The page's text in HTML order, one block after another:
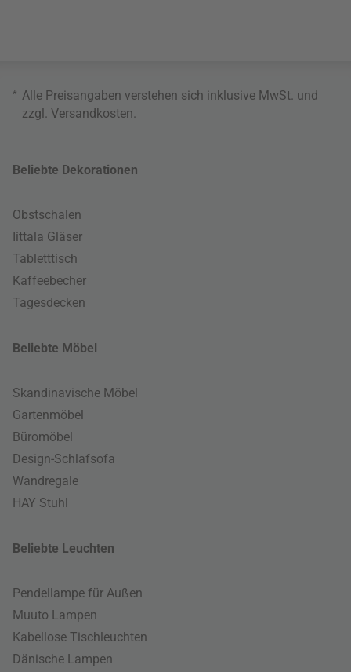
* Alle Preisangaben verstehen sich inklusive MwSt. und
zzgl. Versandkosten
Beliebte Dekorationen
Obstschalen
Iittala Gläser
Tabletttisch
Kaffeebecher
Tagesdecken
Beliebte Möbel
Skandinavische Möbel
Gartenmöbel
Büromöbel
Design-Schlafsofa
Wandregale
HAY Stuhl
Beliebte Leuchten
Pendellampe für Außen
Muuto Lampen
Kabellose Tischleuchten
Dänische Lampen